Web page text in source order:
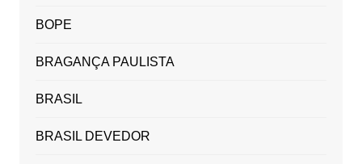
BOPE
BRAGANÇA PAULISTA
BRASIL
BRASIL DEVEDOR